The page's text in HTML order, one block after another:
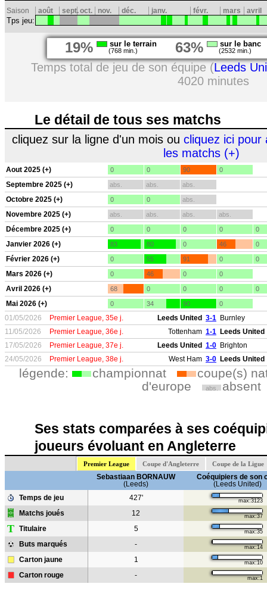
Saison août sept.oct. nov. déc. janv. févr. mars avril
Tps jeu:
19% sur le terrain
(768 min.) 63% sur le banc
(2532 min.)
Temps total de jeu de son équipe (Leeds
4020 minutes
Le détail de tous ses matchs
cliquez sur la ligne d'un mois ou cliquez ici pour
les matchs (+)
Aout 2025 (+) 0 0 90 0
Septembre 2025 (+) abs. abs. abs.
Octobre 2025 (+) 0 0 abs.
Novembre 2025 (+) abs. abs. abs. abs.
Décembre 2025 (+) 0 0 0 0 0
Janvier 2026 (+) 83 80 0 46 0
Février 2026 (+) 0 55 91 0 0
Mars 2026 (+) 0 46 0 0
Avril 2026 (+) 68 0 0 0 0
Mai 2026 (+) 0 34 90 0
01/05/2026 Premier League, 35e j. Leeds United 3-1 Burnley
11/05/2026
Premier League, 36e j. Tottenham 1-1 Leeds United
17/05/2026
Premier League, 37e j. Leeds United 1-0 Brighton
24/05/2026
Premier League, 38e j. West Ham 3-0 Leeds United
légende: championnat
coupe(s)
d'europe
abs. absent
Ses stats comparées à ses
joueurs évoluant en Angleterre
Premier League Coupe d'Angleterre Coupe de la Ligue
Sebastiaan BORNAUW
(Leeds)
Coéquipiers de son
(Leeds United)
Temps de jeu
427' max:3123
Matchs joués 12 max:37
T Titulaire 5 max:35
Buts marqués - max:14
Carton jaune 1 max:10
Carton rouge - max:1